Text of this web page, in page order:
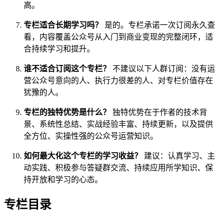
高。
专栏适合长期学习吗？
是的。专栏承诺一次订阅永久查
看，内容覆盖公众号从入门到商业变现的完整闭环，适
合持续学习和提升。
谁不适合订阅这个专栏？
不建议以下人群订阅：没有运
营公众号意向的人、执行力很差的人、对专栏价值存在
犹豫的人。
专栏的独特优势是什么？
独特优势在于作者的技术背
景、系统性总结、实战经验丰富、持续更新，以及提供
全方位、实操性强的公众号运营知识。
如何最大化这个专栏的学习收益？
建议：认真学习、主
动实践、积极参与答疑群交流、持续应用所学知识、保
持开放和学习的心态。
专栏目录